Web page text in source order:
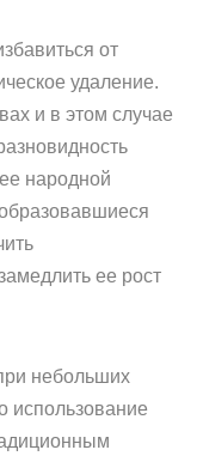
от
удаление.
и в этом случае
народной
ее рост
небольших
использование